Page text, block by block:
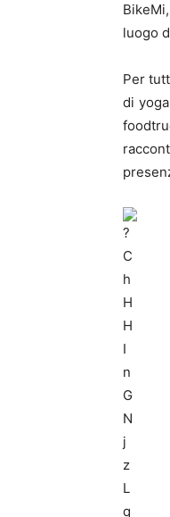
luogo
Per
di